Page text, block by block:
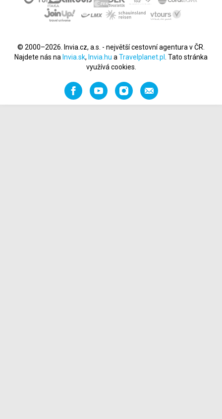
© 2000–2026. Invia.cz, a.s. - největší cestovní agentura v ČR.
Najdete nás na Invia.sk, Invia.hu a Travelplanet.pl
. Tato stránka
využívá cookies.
FacebookYouTubeInstagramNapište
nám